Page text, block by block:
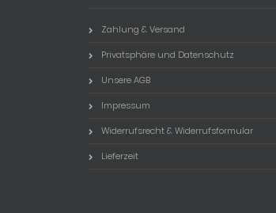
Zahlung & Versand
Privatsphäre und Datenschutz
Unsere AGB
Impressum
Widerrufsrecht & Widerrufsformular
Lieferzeit